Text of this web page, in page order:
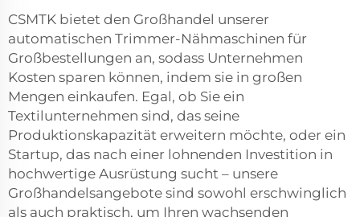
CSMTK bietet den Großhandel unserer
automatischen Trimmer-Nähmaschinen für
Großbestellungen an, sodass Unternehmen
Kosten sparen können, indem sie in großen
Mengen einkaufen. Egal, ob Sie ein
Textilunternehmen sind, das seine
Produktionskapazität erweitern möchte, oder ein
Startup, das nach einer lohnenden Investition in
hochwertige Ausrüstung sucht – unsere
Großhandelsangebote sind sowohl erschwinglich
als auch praktisch, um Ihren wachsenden